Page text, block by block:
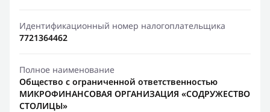
Идентификационный номер налогоплательщика
7721364462
Полное наименование
Общество с ограниченной ответственностью
МИКРОФИНАНСОВАЯ ОРГАНИЗАЦИЯ «СОДРУЖЕСТВО
СТОЛИЦЫ»